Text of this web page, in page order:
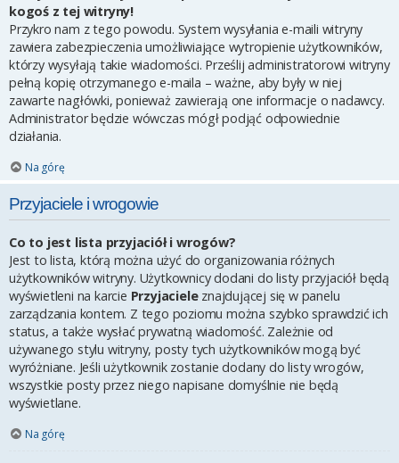
kogoś z tej witryny!
Przykro nam z tego powodu. System wysyłania e-maili witryny
zawiera zabezpieczenia umożliwiające wytropienie użytkowników,
którzy wysyłają takie wiadomości. Prześlij administratorowi witryny
pełną kopię otrzymanego e-maila – ważne, aby były w niej
zawarte nagłówki, ponieważ zawierają one informacje o nadawcy.
Administrator będzie wówczas mógł podjąć odpowiednie
działania.
Na górę
Przyjaciele i wrogowie
Co to jest lista przyjaciół i wrogów?
Jest to lista, którą można użyć do organizowania różnych
użytkowników witryny. Użytkownicy dodani do listy przyjaciół będą
wyświetleni na karcie Przyjacieleznajdującej się w panelu
zarządzania kontem. Z tego poziomu można szybko sprawdzić ich
status, a także wysłać prywatną wiadomość. Zależnie od
używanego stylu witryny, posty tych użytkowników mogą być
wyróżniane. Jeśli użytkownik zostanie dodany do listy wrogów,
wszystkie posty przez niego napisane domyślnie nie będą
wyświetlane.
Na górę